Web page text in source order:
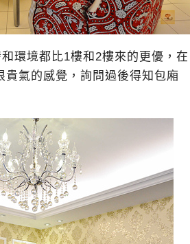
環境都比1樓和2樓來的更優，在
貴氣的感覺，詢問過後得知包廂